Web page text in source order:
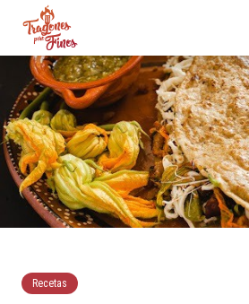
Recetas